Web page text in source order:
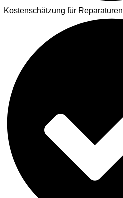
Kostenschätzung für Reparaturen